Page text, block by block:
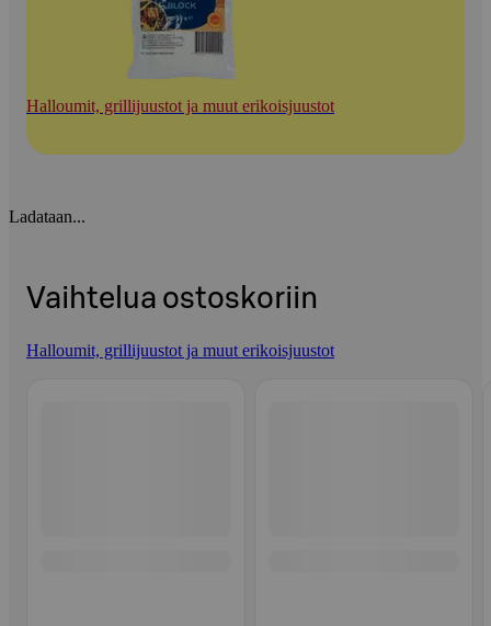
Halloumit, grillijuustot ja muut erikoisjuustot
Ladataan...
Vaihtelua ostoskoriin
Halloumit, grillijuustot ja muut erikoisjuustot